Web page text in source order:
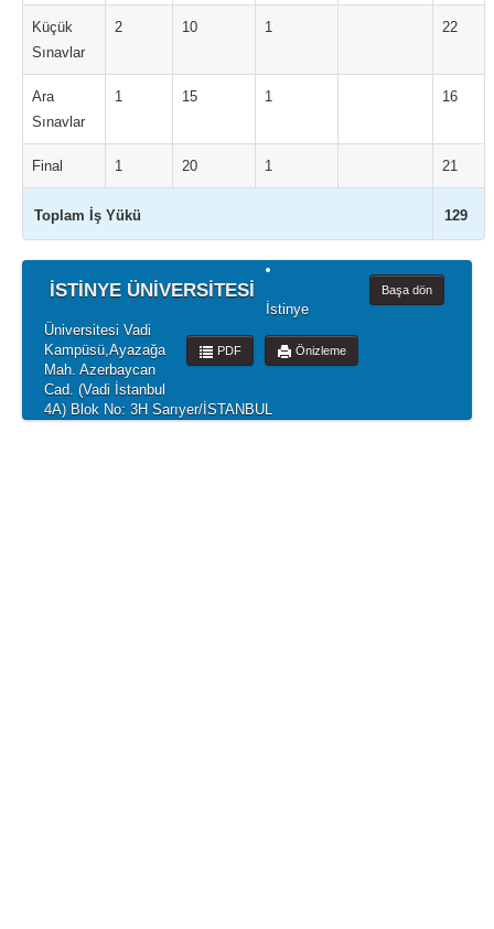
Küçük
Sınavlar
2 10 1 22
Ara
Sınavlar
1 15 1 16
Final 1 20 1 21
Toplam İş Yükü 129
İSTİNYE ÜNİVERSİTESİ Başa dön
Önizleme
PDF
İstinye
Üniversitesi Vadi
Kampüsü,Ayazağa
Mah. Azerbaycan
Cad. (Vadi İstanbul
4A) Blok No: 3H Sarıyer/İSTANBUL